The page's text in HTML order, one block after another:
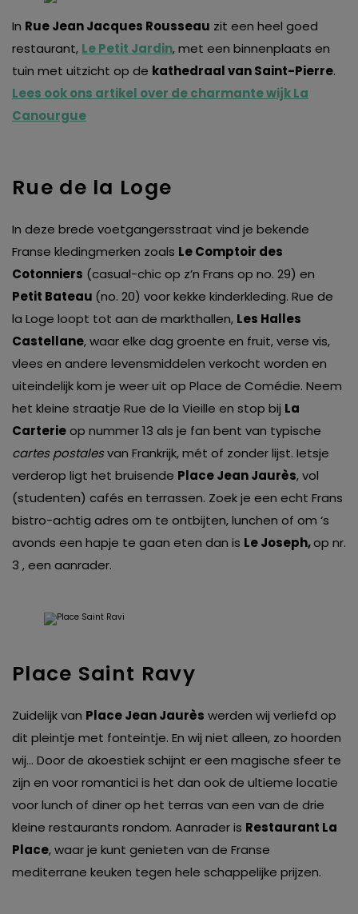
In Rue Jean Jacques Rousseau zit een heel goed
restaurant, Le Petit Jardin, met een binnenplaats en
tuin met uitzicht op de kathedraal van Saint-Pierre.
Lees ook ons artikel over de charmante wijk La
Canourgue
Rue de la Loge
In deze brede voetgangersstraat vind je bekende
Franse kledingmerken zoals Le Comptoir des
Cotonniers (casual-chic op z’n Frans op no. 29) en
Petit Bateau (no. 20) voor kekke kinderkleding. Rue de
la Loge loopt tot aan de markthallen, Les Halles
Castellane, waar elke dag groente en fruit, verse vis,
vlees en andere levensmiddelen verkocht worden en
uiteindelijk kom je weer uit op Place de Comédie. Neem
het kleine straatje Rue de la Vieille en stop bij La
Carterieop nummer 13 als je fan bent van typische
cartes postalesvan Frankrijk, mét of zonder lijst. Ietsje
verderop ligt het bruisende Place Jean Jaurès, vol
(studenten) cafés en terrassen. Zoek je een echt Frans
bistro-achtig adres om te ontbijten, lunchen of om ‘s
avonds een hapje te gaan eten dan is Le Joseph,op nr.
3 , een aanrader.
Place Saint Ravy
Zuidelijk van Place Jean Jaurès werden wij verliefd op
dit pleintje met fonteintje. En wij niet alleen, zo hoorden
wij… Door de akoestiek schijnt er een magische sfeer te
zijn en voor romantici is het dan ook de ultieme locatie
voor lunch of diner op het terras van een van de drie
kleine restaurants rondom. Aanrader is Restaurant La
Place, waar je kunt genieten van de Franse
mediterrane keuken tegen hele schappelijke prijzen.